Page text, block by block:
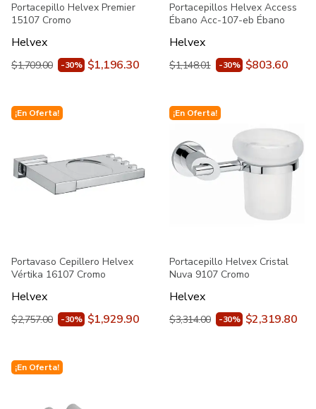
Portacepillo Helvex Premier
15107 Cromo
Helvex
$1,709.00 -30% $1,196.30
Portacepillos Helvex Access
Ébano Acc-107-eb Ébano
Helvex
$1,148.01 -30% $803.60
¡En Oferta!
Portavaso Cepillero Helvex
Vértika 16107 Cromo
Helvex
$2,757.00 -30% $1,929.90
¡En Oferta!
Portacepillo Helvex Cristal
Nuva 9107 Cromo
Helvex
$3,314.00 -30% $2,319.80
¡En Oferta!